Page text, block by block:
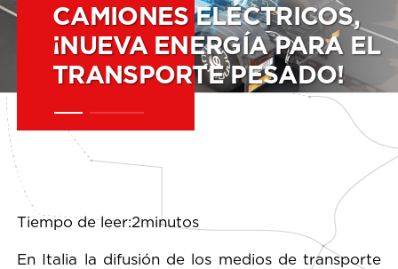
CAMIONES ELÉCTRICOS,
¡NUEVA ENERGÍA PARA EL
TRANSPORTE PESADO!
Tiempo de leer:2minutos
En Italia la difusión de los medios de transporte